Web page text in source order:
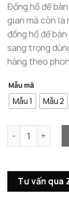
Đồng hồ để
gian mà còn là
đồng hồ để
sang trọng
hàng theo
Mẫu mã
Mẫu 1 Mẫu 2
Đồng Hồ Để
Tư vấn qua